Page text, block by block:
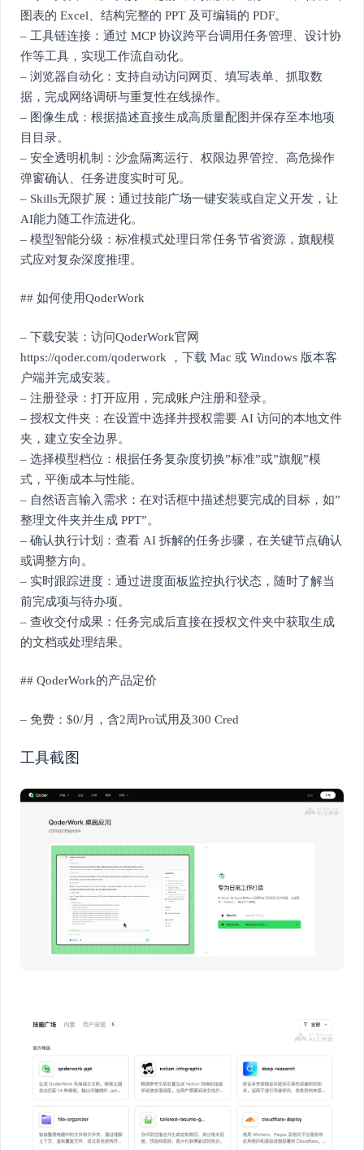
图表的 Excel、结构完整的 PPT 及可编辑的 PDF。
– 工具链连接：通过 MCP 协议跨平台调用任务管理、设计协
作等工具，实现工作流自动化。
– 浏览器自动化：支持自动访问网页、填写表单、抓取数
据，完成网络调研与重复性在线操作。
– 图像生成：根据描述直接生成高质量配图并保存至本地项
目目录。
– 安全透明机制：沙盒隔离运行、权限边界管控、高危操作
弹窗确认、任务进度实时可见。
– Skills无限扩展：通过技能广场一键安装或自定义开发，让
AI能力随工作流进化。
– 模型智能分级：标准模式处理日常任务节省资源，旗舰模
式应对复杂深度推理。
## 如何使用QoderWork
– 下载安装：访问QoderWork官网
https://qoder.com/qoderwork ，下载 Mac 或 Windows 版本客
户端并完成安装。
– 注册登录：打开应用，完成账户注册和登录。
– 授权文件夹：在设置中选择并授权需要 AI 访问的本地文件
夹，建立安全边界。
– 选择模型档位：根据任务复杂度切换”标准”或”旗舰”模
式，平衡成本与性能。
– 自然语言输入需求：在对话框中描述想要完成的目标，如”
整理文件夹并生成 PPT”。
– 确认执行计划：查看 AI 拆解的任务步骤，在关键节点确认
或调整方向。
– 实时跟踪进度：通过进度面板监控执行状态，随时了解当
前完成项与待办项。
– 查收交付成果：任务完成后直接在授权文件夹中获取生成
的文档或处理结果。
## QoderWork的产品定价
– 免费：$0/月，含2周Pro试用及300 Cred
工具截图